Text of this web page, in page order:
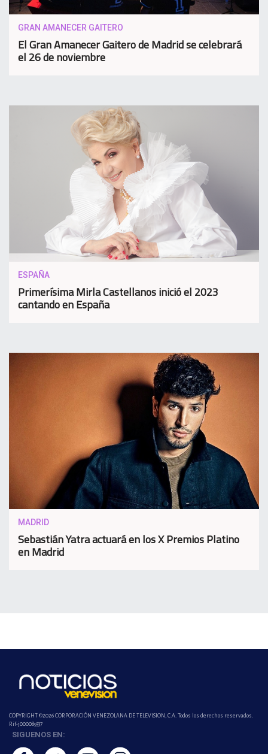
GRAN AMANECER GAITERO
El Gran Amanecer Gaitero de Madrid se celebrará
el 26 de noviembre
ESPAÑA
Primerísima Mirla Castellanos inició el 2023
cantando en España
MADRID
Sebastián Yatra actuará en los X Premios Platino
en Madrid
COPYRIGHT ©2026 CORPORACIÓN VENEZOLANA DE TELEVISION, C.A. Todos los derechos reservados.
Rif-j000089337
SIGUENOS EN: